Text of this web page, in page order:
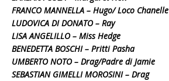
FRANCO MANNELLA – Hugo/ Loco Chanelle
LUDOVICA DI DONATO – Ray
LISA ANGELILLO – Miss Hedge
BENEDETTA BOSCHI – Pritti Pasha
UMBERTO NOTO – Drag/Padre di Jamie
SEBASTIAN GIMELLI MOROSINI – Drag